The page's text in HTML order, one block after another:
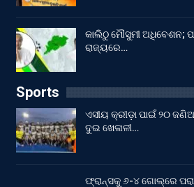
କାଲିଠୁ ମୌସୁମୀ ଅଧିବେଶନ;
ରାଜ୍ୟରେ…
Sports
ଏସୀୟ କ୍ରୀଡ଼ା ପାଇଁ ୨୦
ଦୁଇ ଖେଳାଳୀ…
ଫ୍ରାନ୍ସକୁ ୬-୪ ଗୋଲ୍‌ରେ